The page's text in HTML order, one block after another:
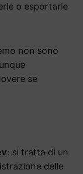
o esportarle
non sono
se
: si tratta di un
delle